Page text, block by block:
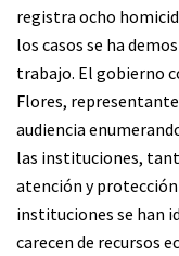
registra ocho
los casos se ha
trabajo. El gobierno
Flores, representante
audiencia
las instituciones,
atención y protección
instituciones se han
carecen de recursos